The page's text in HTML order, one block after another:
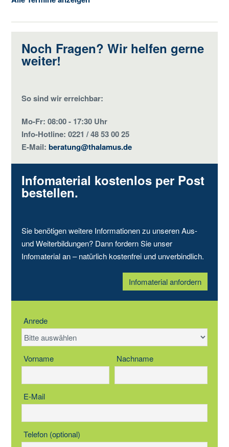
Noch Fragen? Wir helfen gerne
weiter!
So sind wir erreichbar:
Mo-Fr: 08:00 - 17:30 Uhr
Info-Hotline: 0221 / 48 53 00 25
E-Mail:beratung@thalamus.de
Infomaterial kostenlos per Post
bestellen.
Sie benötigen weitere Informationen zu unseren Aus-
und Weiterbildungen? Dann fordern Sie unser
Infomaterial an – natürlich kostenfrei und unverbindlich.
Infomaterial anfordern
Anrede
Vorname Nachname
E-Mail
Telefon (optional)